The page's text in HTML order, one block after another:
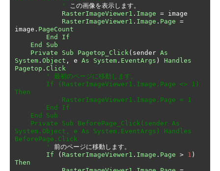
'
この画像を表示します。
RasterImageViewer1 . Image = image
RasterImageViewer1 . Image . Page =
image . PageCount
End
If
End
Sub
Private
Sub Pagetop_Click ( sender As
System . Object , e As System . EventArgs )
Handles
Pagetop . Click
' 最初のページに移動します。
If (RasterImageViewer1.Image.Page <> 1)
Then
RasterImageViewer1.Image.Page = 1
End If
End Sub
Private Sub BeforePage_Click(sender As
System.Object, e As System.EventArgs) Handles
BeforePage.Click
'
前のページに移動します。
If
( RasterImageViewer1 . Image . Page > 1 )
Then